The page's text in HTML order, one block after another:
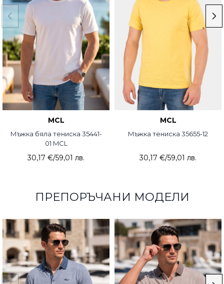
MCL
Мъжка бяла тениска 35441-
01 MCL
30,17 €/59,01 лв.
MCL
Мъжка тениска 35655-12
30,17 €/59,01 лв.
ПРЕПОРЪЧАНИ МОДЕЛИ